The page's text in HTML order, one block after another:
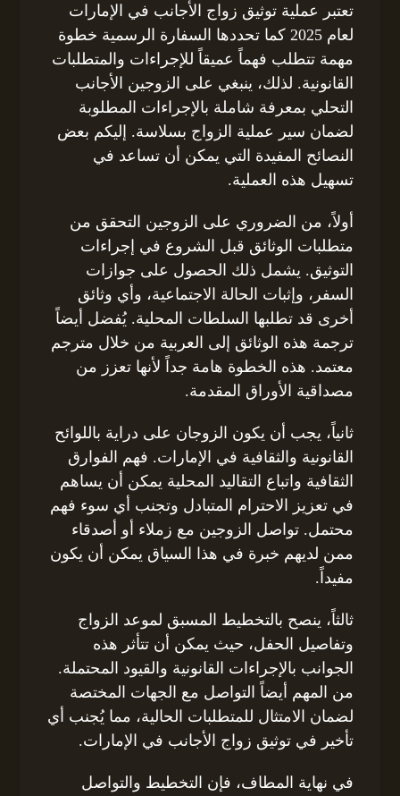
تعتبر عملية توثيق زواج الأجانب في الإمارات
لعام 2025 كما تحددها السفارة الرسمية خطوة
مهمة تتطلب فهماً عميقاً للإجراءات والمتطلبات
القانونية. لذلك، ينبغي على الزوجين الأجانب
التحلي بمعرفة شاملة بالإجراءات المطلوبة
لضمان سير عملية الزواج بسلاسة. إليكم بعض
النصائح المفيدة التي يمكن أن تساعد في
تسهيل هذه العملية.
أولاً، من الضروري على الزوجين التحقق من
متطلبات الوثائق قبل الشروع في إجراءات
التوثيق. يشمل ذلك الحصول على جوازات
السفر، وإثبات الحالة الاجتماعية، وأي وثائق
أخرى قد تطلبها السلطات المحلية. يُفضل أيضاً
ترجمة هذه الوثائق إلى العربية من خلال مترجم
معتمد. هذه الخطوة هامة جداً لأنها تعزز من
مصداقية الأوراق المقدمة.
ثانياً، يجب أن يكون الزوجان على دراية باللوائح
القانونية والثقافية في الإمارات. فهم الفوارق
الثقافية واتباع التقاليد المحلية يمكن أن يساهم
في تعزيز الاحترام المتبادل وتجنب أي سوء فهم
محتمل. تواصل الزوجين مع زملاء أو أصدقاء
ممن لديهم خبرة في هذا السياق يمكن أن يكون
مفيداً.
ثالثاً، ينصح بالتخطيط المسبق لموعد الزواج
وتفاصيل الحفل، حيث يمكن أن تتأثر هذه
الجوانب بالإجراءات القانونية والقيود المحتملة.
من المهم أيضاً التواصل مع الجهات المختصة
لضمان الامتثال للمتطلبات الحالية، مما يُجنب أي
تأخير في توثيق زواج الأجانب في الإمارات.
في نهاية المطاف، فإن التخطيط والتواصل